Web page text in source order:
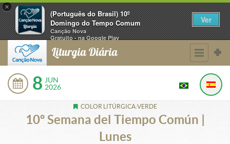
×
(Português do Brasil) 10º
Domingo do Tempo Comum
Canção Nova
Gratuito - na Google Play
Ver
Liturgia Diária
8 JUN
2026
COLOR LITÚRGICA:VERDE
10º Semana del Tiempo Común |
Lunes